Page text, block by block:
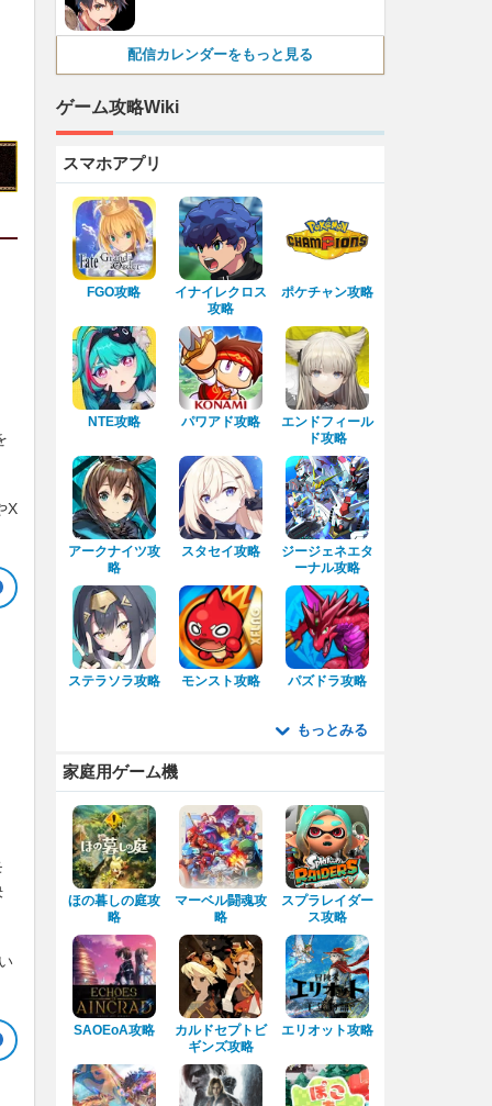
X
配信カレンダーをもっと見る
ゲーム攻略Wiki
スマホアプリ
FGO攻略
イナイレクロス
攻略
ポケチャン攻略
NTE攻略 パワアド攻略
エンドフィール
ド攻略
アークナイツ攻
略
スタセイ攻略
ジージェネエタ
ーナル攻略
ステラソラ攻略 モンスト攻略 パズドラ攻略
もっとみる
家庭用ゲーム機
ほの暮しの庭攻
略
マーベル闘魂攻
略
スプラレイダー
ス攻略
SAOEoA攻略
カルドセプトビ
ギンズ攻略
エリオット攻略